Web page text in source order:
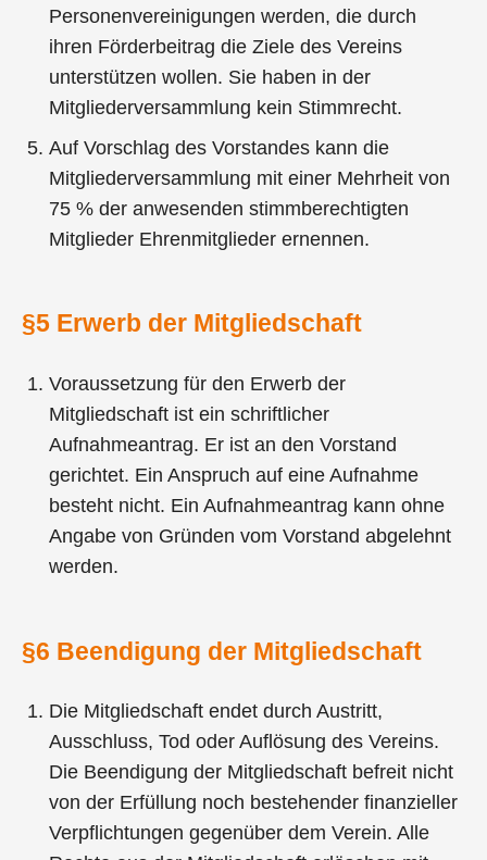
Personenvereinigungen werden, die durch
ihren Förderbeitrag die Ziele des Vereins
unterstützen wollen. Sie haben in der
Mitgliederversammlung kein Stimmrecht.
Auf Vorschlag des Vorstandes kann die
Mitgliederversammlung mit einer Mehrheit von
75 % der anwesenden stimmberechtigten
Mitglieder Ehrenmitglieder ernennen.
§5 Erwerb der Mitgliedschaft
Voraussetzung für den Erwerb der
Mitgliedschaft ist ein schriftlicher
Aufnahmeantrag. Er ist an den Vorstand
gerichtet. Ein Anspruch auf eine Aufnahme
besteht nicht. Ein Aufnahmeantrag kann ohne
Angabe von Gründen vom Vorstand abgelehnt
werden.
§6 Beendigung der Mitgliedschaft
Die Mitgliedschaft endet durch Austritt,
Ausschluss, Tod oder Auflösung des Vereins.
Die Beendigung der Mitgliedschaft befreit nicht
von der Erfüllung noch bestehender finanzieller
Verpflichtungen gegenüber dem Verein. Alle